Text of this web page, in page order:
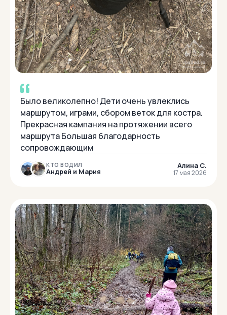
Было великолепно! Дети очень увлеклись
маршрутом, играми, сбором веток для костра.
Прекрасная кампания на протяжении всего
маршрута Большая благодарность
сопровождающим
КТО ВОДИЛ
Андрей и Мария
Алина С.
17 мая 2026